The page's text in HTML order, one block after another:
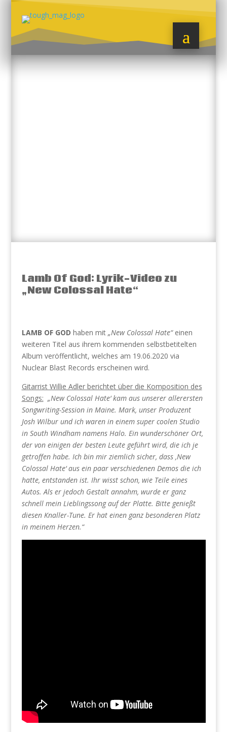
Lamb Of God: Lyrik-Video zu
„New Colossal Hate“
LAMB OF GOD haben mit „New Colossal Hate“einen
weiteren Titel aus ihrem kommenden selbstbetitelten
Album veröffentlicht, welches am 19.06.2020 via
Nuclear Blast Records erscheinen wird.
Gitarrist Willie Adler berichtet über die Komposition des
Songs: „New Colossal Hate‘ kam aus unserer allerersten
Songwriting-Session in Maine. Mark, unser Produzent
Josh Wilbur und ich waren in einem super coolen Studio
in South Windham namens Halo. Ein wunderschöner Ort,
der von einigen der besten Leute geführt wird, die ich je
getroffen habe. Ich bin mir ziemlich sicher, dass ‚New
Colossal Hate‘ aus ein paar verschiedenen Demos die ich
hatte, entstanden ist. Ihr wisst schon, wie Teile eines
Autos. Als er jedoch Gestalt annahm, wurde er ganz
schnell mein Lieblingssong auf der Platte. Bitte genießt
diesen Knaller-Tune. Er hat einen ganz besonderen Platz
in meinem Herzen.“